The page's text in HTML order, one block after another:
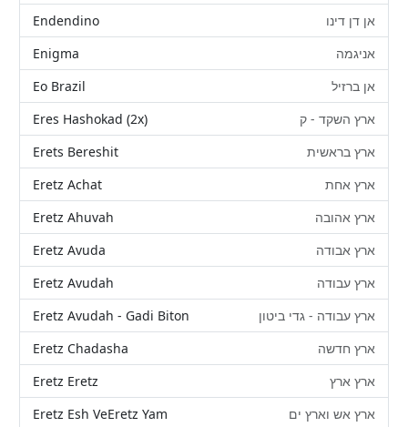
Endendino
אן דן דינו
Enigma
אניגמה
Eo Brazil
אן ברזיל
Eres Hashokad (2x)
ארץ השקד - ק
Erets Bereshit
ארץ בראשית
Eretz Achat
ארץ אחת
Eretz Ahuvah
ארץ אהובה
Eretz Avuda
ארץ אבודה
Eretz Avudah
ארץ עבודה
Eretz Avudah - Gadi Biton
ארץ עבודה - גדי ביטון
Eretz Chadasha
ארץ חדשה
Eretz Eretz
ארץ ארץ
Eretz Esh VeEretz Yam
ארץ אש וארץ ים